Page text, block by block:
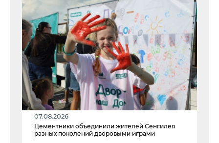
07.08.2026
Цементники объединили жителей Сенгилея
разных поколений дворовыми играми
Центры дистрибуции
Реализация ТМЦ и непрофильных активов
Политика в области закупок
В помощь поставщику
Не только цемент
Люди ЦЕМРОСа
Технологии и тренды
Издание для клиентов
Аналитика цементной отрасли
Медиабанк
Пресса о нас
Контакты
Контакты